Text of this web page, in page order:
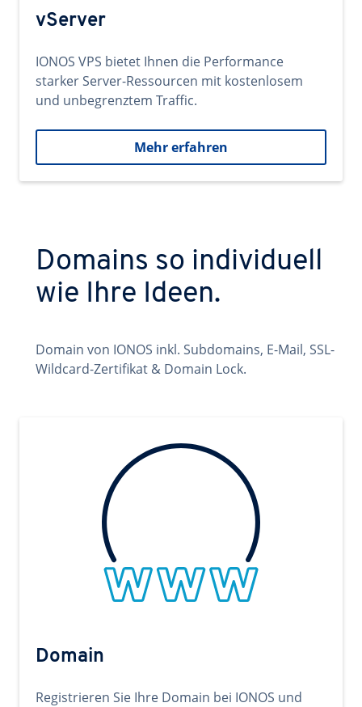
vServer
IONOS VPS bietet Ihnen die Performance
starker Server-Ressourcen mit kostenlosem
und unbegrenztem Traffic.
Mehr erfahren
Domains so individuell
wie Ihre Ideen.
Domain von IONOS inkl. Subdomains, E-Mail, SSL-
Wildcard-Zertifikat & Domain Lock.
Domain
Registrieren Sie Ihre Domain bei IONOS und